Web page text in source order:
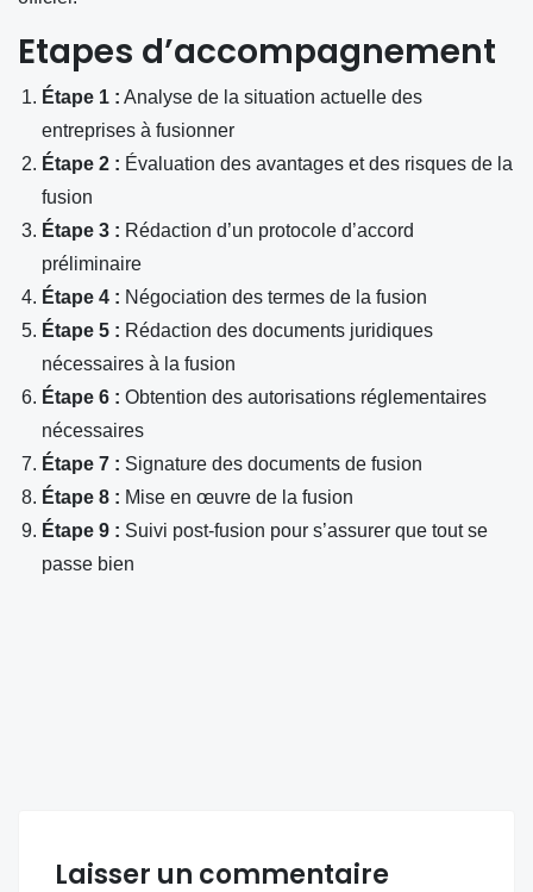
Etapes d’accompagnement
Étape 1 : Analyse de la situation actuelle des
entreprises à fusionner
Étape 2 : Évaluation des avantages et des risques de la
fusion
Étape 3 : Rédaction d’un protocole d’accord
préliminaire
Étape 4 : Négociation des termes de la fusion
Étape 5 : Rédaction des documents juridiques
nécessaires à la fusion
Étape 6 : Obtention des autorisations réglementaires
nécessaires
Étape 7 : Signature des documents de fusion
Étape 8 : Mise en œuvre de la fusion
Étape 9 : Suivi post-fusion pour s’assurer que tout se
passe bien
Laisser un commentaire